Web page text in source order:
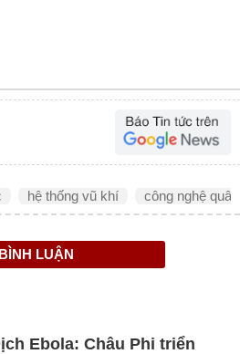
hệ thống vũ khí công nghệ
BÌNH LUẬN
Ebola: Châu Phi triển